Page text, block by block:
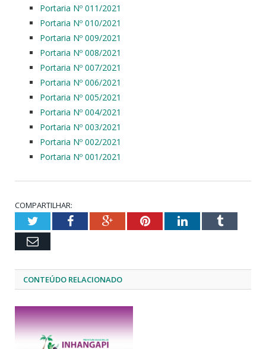
Portaria Nº 011/2021
Portaria Nº 010/2021
Portaria Nº 009/2021
Portaria Nº 008/2021
Portaria Nº 007/2021
Portaria Nº 006/2021
Portaria Nº 005/2021
Portaria Nº 004/2021
Portaria Nº 003/2021
Portaria Nº 002/2021
Portaria Nº 001/2021
COMPARTILHAR:
TwitterFacebookGoogle+PinterestLinkedInTumblr
Email
CONTEÚDO RELACIONADO